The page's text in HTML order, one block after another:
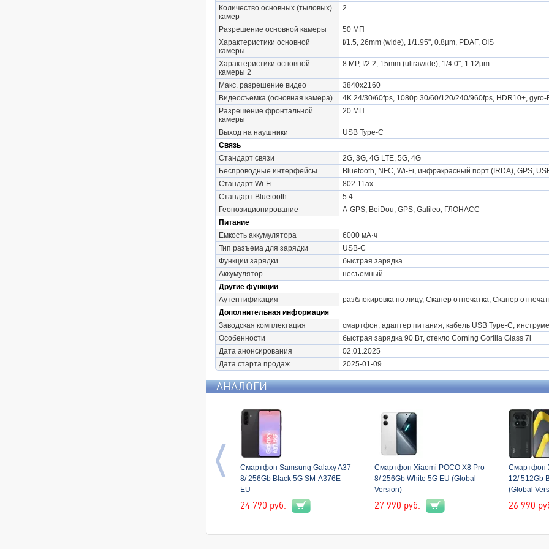
Количество основных (тыловых)
камер
2
Разрешение основной камеры
50 МП
Характеристики основной
камеры
f/1.5, 26mm (wide), 1/1.95", 0.8µm, PDAF, OIS
Характеристики основной
камеры 2
8 MP, f/2.2, 15mm (ultrawide), 1/4.0", 1.12µm
Макс. разрешение видео
3840x2160
Видеосъемка (основная камера)
4K 24/30/60fps, 1080p 30/60/120/240/960fps, HDR10+, gyro-
Разрешение фронтальной
камеры
20 МП
Выход на наушники
USB Type-C
Связь
Стандарт связи
2G, 3G, 4G LTE, 5G, 4G
Беспроводные интерфейсы
Bluetooth, NFC, Wi-Fi, инфракрасный порт (IRDA), GPS,
Стандарт Wi-Fi
802.11ax
Стандарт Bluetooth
5.4
Геопозиционирование
A-GPS, BeiDou, GPS, Galileo, ГЛОНАСС
Питание
Емкость аккумулятора
6000 мА⋅ч
Тип разъема для зарядки
USB-C
Функции зарядки
быстрая зарядка
Аккумулятор
несъемный
Другие функции
Аутентификация
разблокировка по лицу, Сканер отпечатка, Сканер
Дополнительная информация
Заводская комплектация
смартфон, адаптер питания, кабель USB Type-C,
Особенности
быстрая зарядка 90 Вт, стекло Corning Gorilla Glass 7i
Дата анонсирования
02.01.2025
Дата старта продаж
2025-01-09
АНАЛОГИ
Смартфон Samsung Galaxy A37
8/ 256Gb Black 5G SM-A376E
EU
24 790 руб.
Смартфон Xiaomi POCO X8 Pro
8/ 256Gb White 5G EU (Global
Version)
27 990 руб.
Смартфон
12/ 512Gb
(Global
26 990